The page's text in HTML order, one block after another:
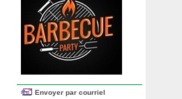
Envoyer par courriel